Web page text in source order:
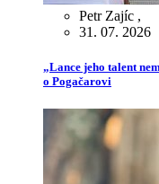
Petr Zajíc ,
31. 07. 2026
„Lance jeho talent
o Pogačarovi